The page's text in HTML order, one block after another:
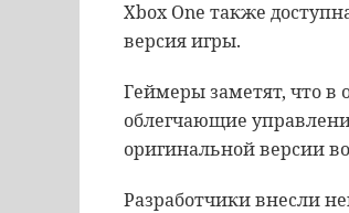
Xbox One также
версия игры.
Геймеры заметят, что в
облегчающие
оригинальной версии
Разработчики внесли